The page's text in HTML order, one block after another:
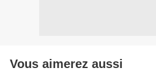
Vous aimerez aussi